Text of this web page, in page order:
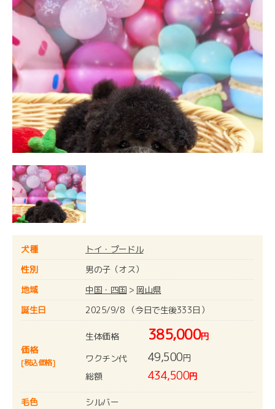
犬種
トイ・プードル
性別
男の子（オス）
地域
中国・四国 > 岡山県
誕生日
2025/9/8 （今日で生後333日）
価格
[税込価格]
生体価格 385,000円
ワクチン代
49,500円
総額
434,500円
毛色
シルバー